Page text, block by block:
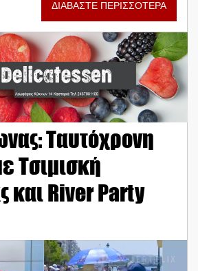
ΔΙΑΒΑΣΤΕ ΠΕΡΙΣΣΟΤΕΡΑ
Ταυτόχρονη
Τσιμισκή
και River Party